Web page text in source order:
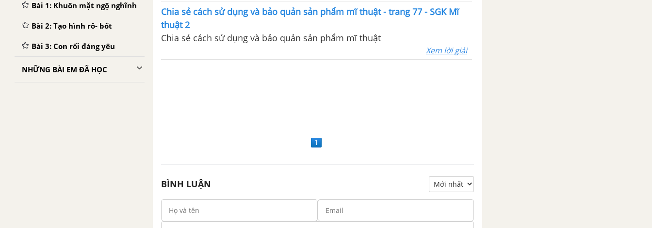
Bài 1: Khuôn mặt ngộ nghĩnh
Bài 2: Tạo hình rô- bốt
Bài 3: Con rối đáng yêu
NHỮNG BÀI EM ĐÃ HỌC
Chia sẻ cách sử dụng và bảo quản sản phẩm mĩ thuật - trang 77 - SGK Mĩ
thuật 2
Chia sẻ cách sử dụng và bảo quản sản phẩm mĩ thuật
Xem lời giải
1
BÌNH LUẬN